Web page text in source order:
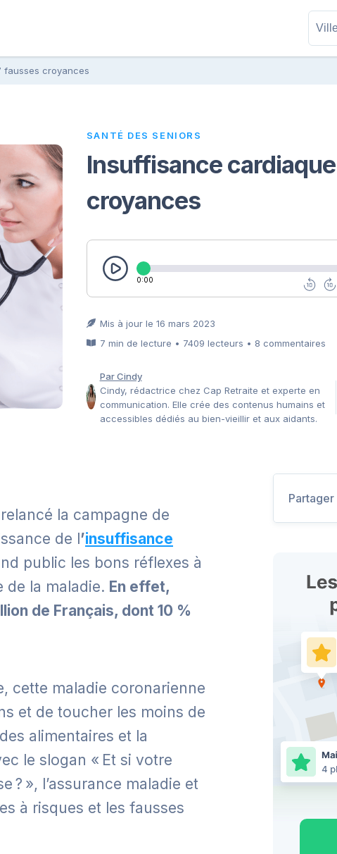
fausses croyances
SANTÉ DES SENIORS
Insuffisance
croyances
0:00
Mis à jour le 16 mars 2023
7 min de lecture • 7409 lecteurs • 8 commentaires
Par Cindy
Cindy, rédactrice chez Cap Retraite et experte en
communication. Elle crée des contenus humains et
accessibles dédiés au bien-vieillir et aux aidants.
la campagne de
de l’insuffisance
public les bons réflexes à
de la maladie. En effet,
de Français, dont 10 %
cette maladie coronarienne
et de toucher les moins de
alimentaires et la
le slogan « Et si votre
», l’assurance maladie et
à risques et les fausses